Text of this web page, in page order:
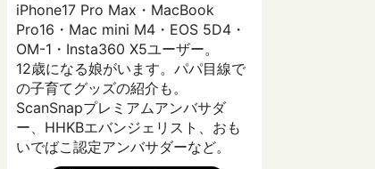
iPhone17 Pro Max・MacBook
Pro16・Mac mini M4・EOS 5D4・
OM-1・Insta360 X5ユーザー。
12歳になる娘がいます。パパ目線で
の子育てグッズの紹介も。
ScanSnapプレミアムアンバサダ
ー、HHKBエバンジェリスト、おも
いでばこ認定アンバサダーなど。